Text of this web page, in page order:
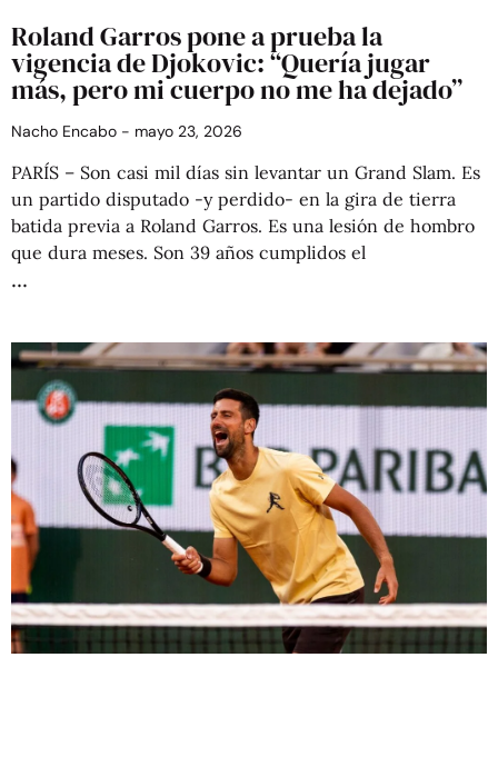
Roland Garros pone a prueba la
vigencia de Djokovic: “Quería jugar
más, pero mi cuerpo no me ha dejado”
Nacho Encabo mayo 23, 2026
PARÍS – Son casi mil días sin levantar un Grand Slam. Es
un partido disputado -y perdido- en la gira de tierra
batida previa a Roland Garros. Es una lesión de hombro
que dura meses. Son 39 años cumplidos el